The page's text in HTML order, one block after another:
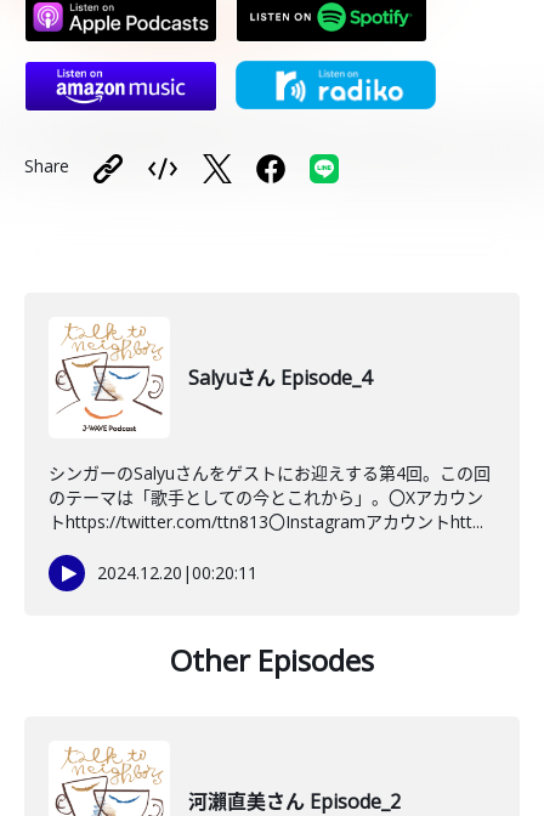
Share
Salyuさん Episode_4
シンガーのSalyuさんをゲストにお迎えする第4回。この回
のテーマは「歌手としての今とこれから」。〇Xアカウン
トhttps://twitter.com/ttn813〇Instagramアカウントhtt...
2024.12.20 |00:20:11
Other Episodes
河瀨直美さん Episode_2